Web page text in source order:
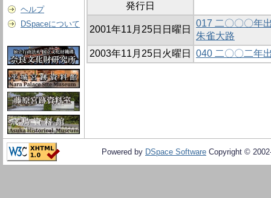
ヘルプ
DSpaceについて
発行日
2001年11月25日日曜日
017 二〇〇〇年
朱雀大路
2003年11月25日火曜日
040 二〇〇二年
Powered by DSpace Software Copyright ©